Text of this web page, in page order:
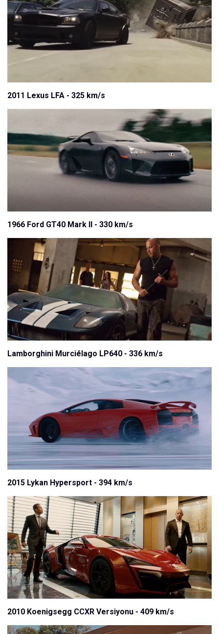
2011 Lexus LFA - 325 km/s
1966 Ford GT40 Mark II - 330 km/s
Lamborghini Murciélago LP640 - 336 km/s
2015 Lykan Hypersport - 394 km/s
2010 Koenigsegg CCXR Versiyonu - 409 km/s